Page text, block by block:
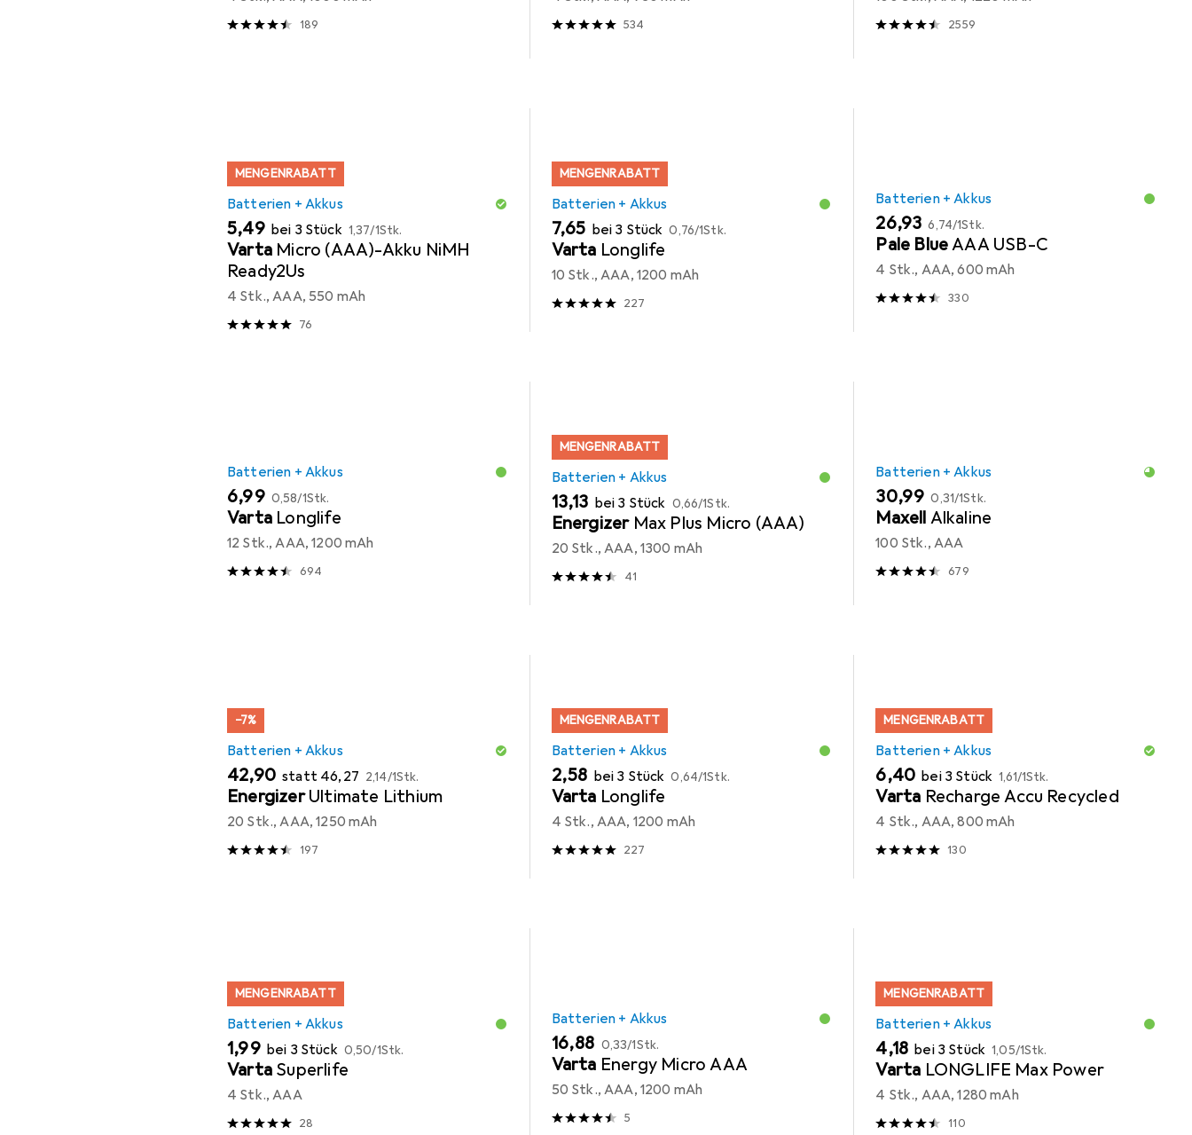
189 534 2559
MENGENRABATT
Batterien + Akkus
EUR
5,49 bei 3 Stück EUR
1,37/1Stk.
Varta Micro (AAA)-Akku NiMH
Ready2Us
4 Stk., AAA, 550 mAh
76
MENGENRABATT
Batterien + Akkus
EUR
7,65 bei 3 Stück EUR
0,76/1Stk.
Varta Longlife
10 Stk., AAA, 1200 mAh
227
Batterien + Akkus
EUR
26,93 EUR
6,74/1Stk.
Pale BlueAAA USB-C
4 Stk., AAA, 600 mAh
330
Batterien + Akkus
EUR
6,99 EUR
0,58/1Stk.
Varta Longlife
12 Stk., AAA, 1200 mAh
694
MENGENRABATT
Batterien + Akkus
EUR
13,13 bei 3 Stück EUR
0,66/1Stk.
Energizer Max Plus Micro (AAA)
20 Stk., AAA, 1300 mAh
41
Batterien + Akkus
EUR
30,99 EUR
0,31/1Stk.
Maxell Alkaline
100 Stk., AAA
679
−7%
Batterien + Akkus
EUR
42,90 statt EUR
46,27 EUR
2,14/1Stk.
Energizer Ultimate Lithium
20 Stk., AAA, 1250 mAh
197
MENGENRABATT
Batterien + Akkus
EUR
2,58 bei 3 Stück EUR
0,64/1Stk.
Varta Longlife
4 Stk., AAA, 1200 mAh
227
MENGENRABATT
Batterien + Akkus
EUR
6,40 bei 3 Stück EUR
1,61/1Stk.
Varta Recharge Accu Recycled
4 Stk., AAA, 800 mAh
130
MENGENRABATT
Batterien + Akkus
EUR
1,99 bei 3 Stück EUR
0,50/1Stk.
Varta Superlife
4 Stk., AAA
28
Batterien + Akkus
EUR
16,88 EUR
0,33/1Stk.
Varta Energy Micro AAA
50 Stk., AAA, 1200 mAh
5
MENGENRABATT
Batterien + Akkus
EUR
4,18 bei 3 Stück EUR
1,05/1Stk.
Varta LONGLIFE Max Power
4 Stk., AAA, 1280 mAh
110